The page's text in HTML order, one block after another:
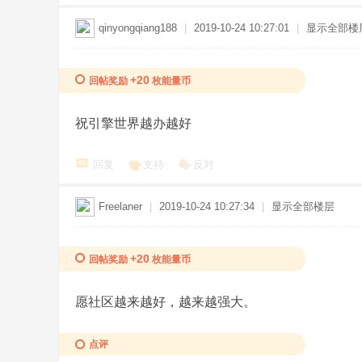
qinyongqiang188 2019-10-24 10:27:01 显示全部楼
回帖奖励 +20 枚能量币
祝引擎世界越办越好
回复 支持 反对
Freelaner 2019-10-24 10:27:34 显示全部楼层
回帖奖励 +20 枚能量币
愿社区越来越好，越来越强大。
点评